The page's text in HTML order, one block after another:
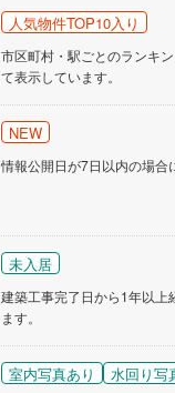
人気物件TOP10入り
市区町村・駅ごとのランキ
て表示しています。
NEW
情報公開日が7日以内の場合
未入居
建築工事完了日から1年以上
ます。
室内写真あり 水回り写